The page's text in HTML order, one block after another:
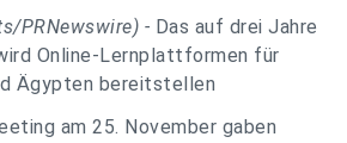
PRNewswire) - Das auf drei Jahre
Online-Lernplattformen für
Ägypten bereitstellen
am 25. November gaben